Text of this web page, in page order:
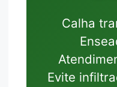
Calha
Evite